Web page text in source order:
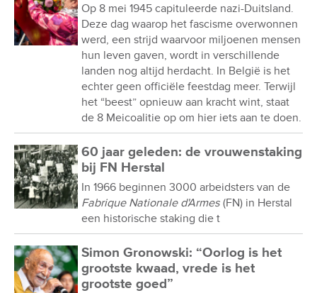
Op 8 mei 1945 capituleerde nazi-Duitsland.
Deze dag waarop het fascisme overwonnen
werd, een strijd waarvoor miljoenen mensen
hun leven gaven, wordt in verschillende
landen nog altijd herdacht. In België is het
echter geen officiële feestdag meer. Terwijl
het “beest” opnieuw aan kracht wint, staat
de 8 Meicoalitie op om hier iets aan te doen.
60 jaar geleden: de vrouwenstaking
bij FN Herstal
In 1966 beginnen 3000 arbeidsters van de
Fabrique Nationale d'Armes (FN) in Herstal
een historische staking die t
Simon Gronowski: “Oorlog is het
grootste kwaad, vrede is het
grootste goed”